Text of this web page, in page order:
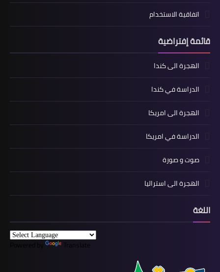
اتفاقية الاستخدام
قائمة إفتراضية
الهجرة الى كندا
الدراسة في كندا
الهجرة الى امريكا
الدراسة في امريكا
صوت و صورة
الهجرة الى استراليا
اللغة
Powered by Translate